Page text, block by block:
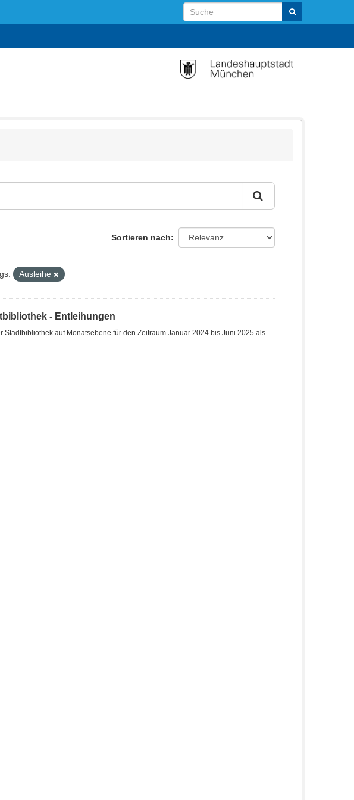
Sortieren nach
Ausleihe
- Entleihungen
Stadtbibliothek auf Monatsebene für den Zeitraum Januar 2024 bis Juni 2025 als